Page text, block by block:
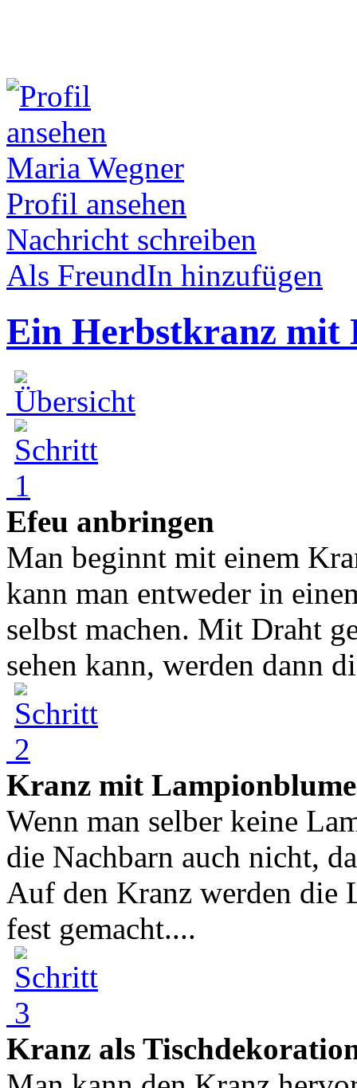
Maria Wegner
Profil ansehen
Nachricht schreiben
Als FreundIn hinzufügen
Ein Herbstkranz mit
Efeu anbringen
Man beginnt mit einem
kann man entweder in
selbst machen. Mit Draht
sehen kann, werden dann
Kranz mit
Wenn man selber keine
die Nachbarn auch nicht,
Auf den Kranz werden die
fest gemacht....
Kranz als